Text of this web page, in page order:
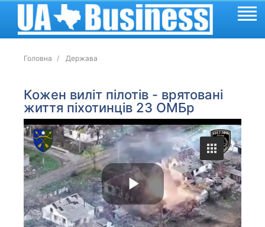
Головна Держава
Кожен виліт пілотів - врятовані
життя піхотинців 23 ОМБр
P